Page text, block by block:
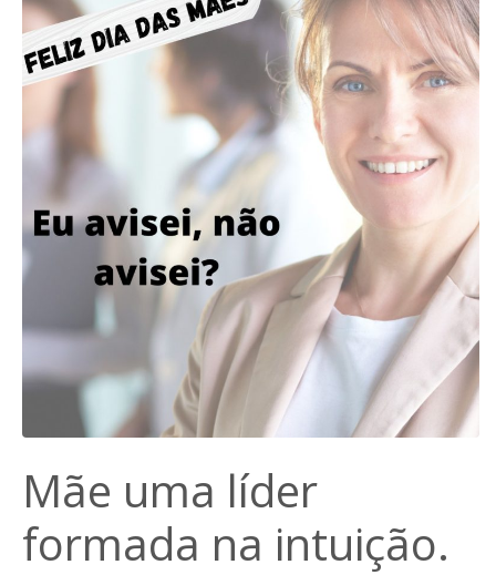
Mãe uma líder
formada na intuição.